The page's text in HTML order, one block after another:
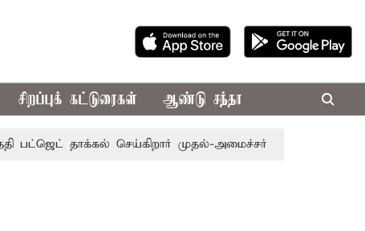
சிறப்புக் கட்டுரைகள் ஆண்டு சந்தா
தாக்கல் செய்கிறார் முதல்-அமைச்சர் ரங்கசாமி